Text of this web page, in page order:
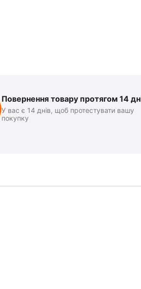
Повернення товару протягом 14
У вас є 14 днів, щоб протестувати вашу
покупку